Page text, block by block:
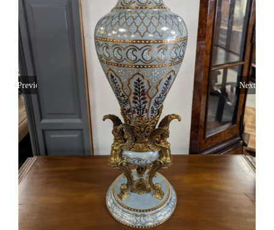
Подарочная карта
Rus
Previous Next